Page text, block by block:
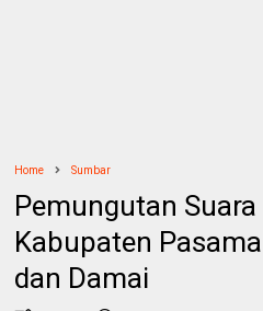
Home Sumbar
Pemungutan Suara
Kabupaten
dan Damai